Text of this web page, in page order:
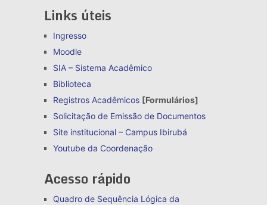
Links úteis
Ingresso
Moodle
SIA – Sistema Acadêmico
Biblioteca
Registros Acadêmicos [Formulários]
Solicitação de Emissão de Documentos
Site institucional – Campus Ibirubá
Youtube da Coordenação
Acesso rápido
Quadro de Sequência Lógica da